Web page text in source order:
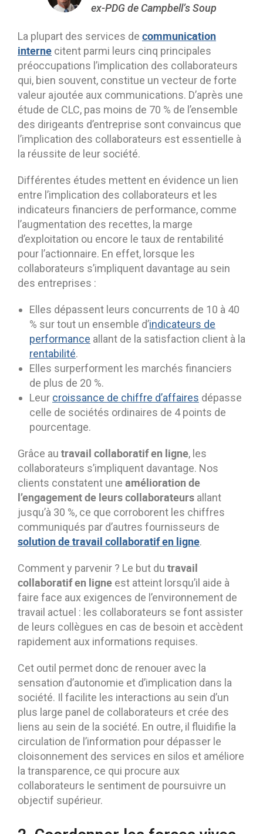
ex-PDG de Campbell’s Soup
La plupart des services de communication
interne citent parmi leurs cinq principales
préoccupations l’implication des collaborateurs
qui, bien souvent, constitue un vecteur de forte
valeur ajoutée aux communications. D’après une
étude de CLC, pas moins de 70 % de l’ensemble
des dirigeants d’entreprise sont convaincus que
l’implication des collaborateurs est essentielle à
la réussite de leur société.
Différentes études mettent en évidence un lien
entre l’implication des collaborateurs et les
indicateurs financiers de performance, comme
l’augmentation des recettes, la marge
d’exploitation ou encore le taux de rentabilité
pour l’actionnaire. En effet, lorsque les
collaborateurs s’impliquent davantage au sein
des entreprises :
Elles dépassent leurs concurrents de 10 à 40
% sur tout un ensemble d’indicateurs de
performance allant de la satisfaction client à la
rentabilité.
Elles surperforment les marchés financiers
de plus de 20 %.
Leur croissance de chiffre d’affaires dépasse
celle de sociétés ordinaires de 4 points de
pourcentage.
Grâce au travail collaboratif en ligne, les
collaborateurs s’impliquent davantage. Nos
clients constatent une amélioration de
l’engagement de leurs collaborateurs allant
jusqu’à 30 %, ce que corroborent les chiffres
communiqués par d’autres fournisseurs de
solution de travail collaboratif en ligne.
Comment y parvenir ? Le but du travail
collaboratif en ligne est atteint lorsqu’il aide à
faire face aux exigences de l’environnement de
travail actuel : les collaborateurs se font assister
de leurs collègues en cas de besoin et accèdent
rapidement aux informations requises.
Cet outil permet donc de renouer avec la
sensation d’autonomie et d’implication dans la
société. Il facilite les interactions au sein d’un
plus large panel de collaborateurs et crée des
liens au sein de la société. En outre, il fluidifie la
circulation de l’information pour dépasser le
cloisonnement des services en silos et améliore
la transparence, ce qui procure aux
collaborateurs le sentiment de poursuivre un
objectif supérieur.